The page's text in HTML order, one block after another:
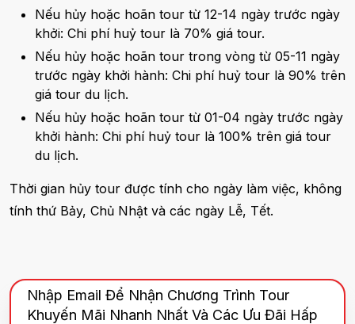
Nếu hủy hoặc hoãn tour từ 12-14 ngày trước ngày
khởi: Chi phí huỷ tour là 70% giá tour.
Nếu hủy hoặc hoãn tour trong vòng từ 05-11 ngày
trước ngày khởi hành: Chi phí huỷ tour là 90% trên
giá tour du lịch.
Nếu hủy hoặc hoãn tour từ 01-04 ngày trước ngày
khởi hành: Chi phí huỷ tour là 100% trên giá tour
du lịch.
Thời gian hủy tour được tính cho ngày làm việc, không
tính thứ Bảy, Chủ Nhật và các ngày Lễ, Tết.
Nhập Email Để Nhận Chương Trình Tour
Khuyến Mãi Nhanh Nhất Và Các Ưu Đãi Hấp